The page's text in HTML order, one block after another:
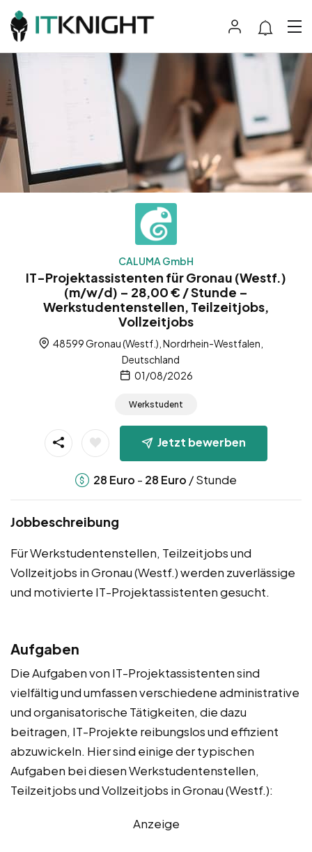
CALUMA GmbH
IT-Projektassistenten für Gronau (Westf.)
(m/w/d) – 28,00 € / Stunde –
Werkstudentenstellen, Teilzeitjobs,
Vollzeitjobs
48599 Gronau (Westf.), Nordrhein-Westfalen,
Deutschland
01/08/2026
Werkstudent
Jetzt bewerben
28 Euro - 28 Euro / Stunde
Jobbeschreibung
Für Werkstudentenstellen, Teilzeitjobs und
Vollzeitjobs in Gronau (Westf.) werden zuverlässige
und motivierte IT-Projektassistenten gesucht.
Aufgaben
Die Aufgaben von IT-Projektassistenten sind
vielfältig und umfassen verschiedene administrative
und organisatorische Tätigkeiten, die dazu
beitragen, IT-Projekte reibungslos und effizient
abzuwickeln. Hier sind einige der typischen
Aufgaben bei diesen Werkstudentenstellen,
Teilzeitjobs und Vollzeitjobs in Gronau (Westf.):
Anzeige